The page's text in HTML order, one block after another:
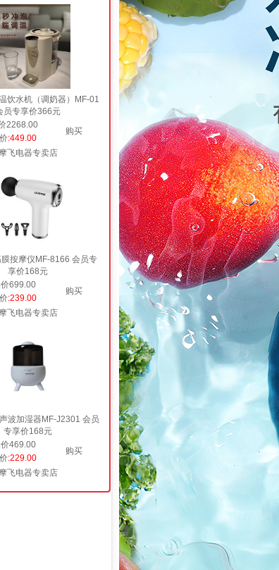
饮水机（调奶器）MF-01
员专享价366元
2268.00
购买
:449.00
摩飞电器专卖店
按摩仪MF-8166 会员专
享价168元
699.00
购买
:239.00
摩飞电器专卖店
波加湿器MF-J2301 会员
专享价168元
469.00
购买
:229.00
摩飞电器专卖店